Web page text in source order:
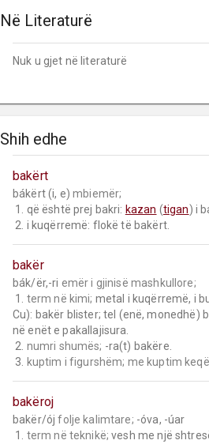
Në Literaturë
Nuk u gjet në literaturë
Shih edhe
bakërt
bákërt (i, e) mbiemër;
1. që është prej bakri: kazan (tigan) i
2. i kuqërremë: flokë të bakërt.
bakër
bák/ër,-ri emër i gjinisë mashkullore;
1. term në kimi; metal i kuqërremë, i
Cu): bakër blister; tel (enë, monedhë)
në enët e pakallajisura.
2. numri shumës; -ra(t) bakëre.
3.
kuptim i figurshëm; me kuptim
bakëroj
bakër/ój folje kalimtare; -óva, -úar
1. term në teknikë; vesh me një